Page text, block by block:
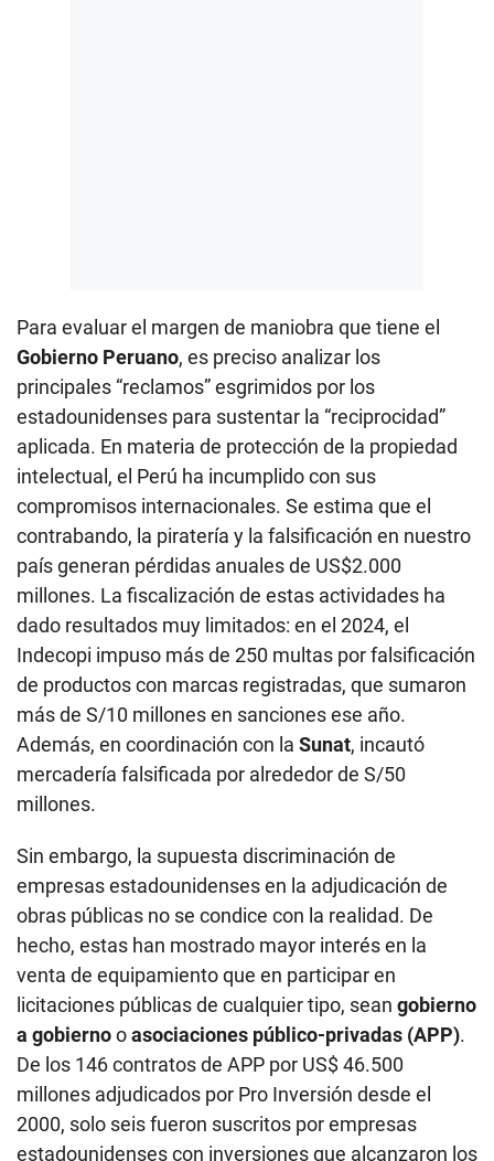
Para evaluar el margen de maniobra que tiene el
Gobierno Peruano, es preciso analizar los
principales “reclamos” esgrimidos por los
estadounidenses para sustentar la “reciprocidad”
aplicada. En materia de protección de la propiedad
intelectual, el Perú ha incumplido con sus
compromisos internacionales. Se estima que el
contrabando, la piratería y la falsificación en nuestro
país generan pérdidas anuales de US$2.000
millones. La fiscalización de estas actividades ha
dado resultados muy limitados: en el 2024, el
Indecopi impuso más de 250 multas por falsificación
de productos con marcas registradas, que sumaron
más de S/10 millones en sanciones ese año.
Además, en coordinación con la Sunat, incautó
mercadería falsificada por alrededor de S/50
millones.
Sin embargo, la supuesta discriminación de
empresas estadounidenses en la adjudicación de
obras públicas no se condice con la realidad. De
hecho, estas han mostrado mayor interés en la
venta de equipamiento que en participar en
licitaciones públicas de cualquier tipo, sean gobierno
a gobiernooasociaciones público-privadas (APP).
De los 146 contratos de APP por US$ 46.500
millones adjudicados por Pro Inversión desde el
2000, solo seis fueron suscritos por empresas
estadounidenses con inversiones que alcanzaron los